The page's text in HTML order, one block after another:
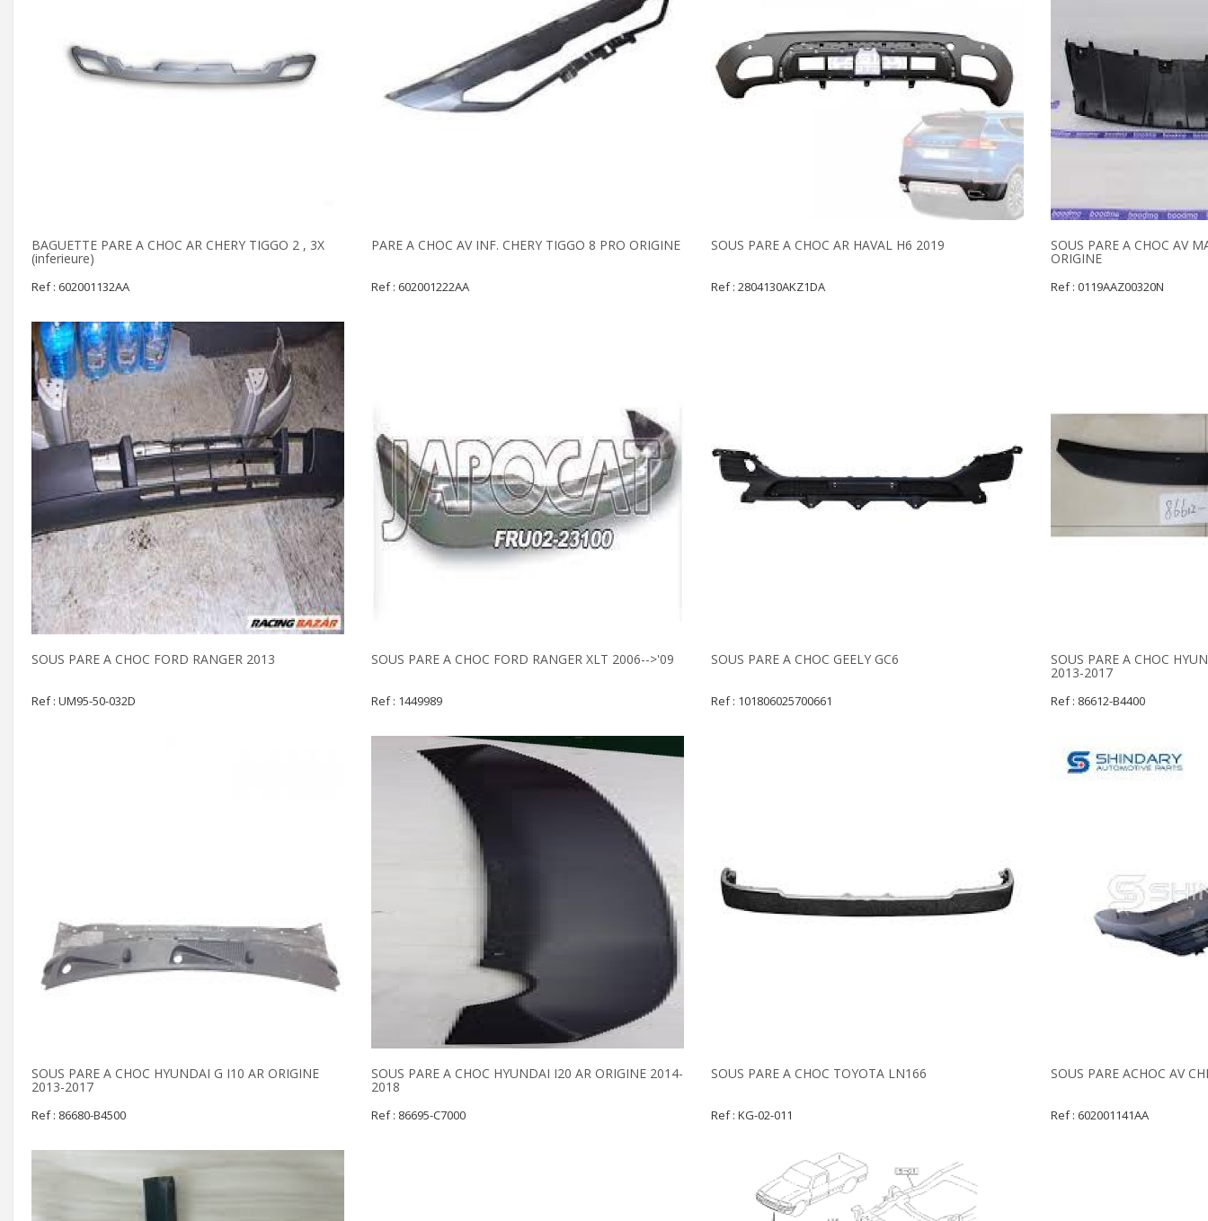
BAGUETTE PARE A CHOC AR CHERY TIGGO 2 , 3X
(inferieure)
Ref : 602001132AA
PARE A CHOC AV INF. CHERY TIGGO 8 PRO ORIGINE
Ref : 602001222AA
SOUS PARE A CHOC AR HAVAL H6 2019
Ref : 2804130AKZ1DA
SOUS PARE A CHOC AV
ORIGINE
Ref : 0119AAZ00320N
SOUS PARE A CHOC FORD RANGER 2013
Ref : UM95-50-032D
SOUS PARE A CHOC FORD RANGER XLT 2006-->'09
Ref : 1449989
SOUS PARE A CHOC GEELY GC6
Ref : 101806025700661
SOUS PARE A CHOC
2013-2017
Ref : 86612-B4400
SOUS PARE A CHOC HYUNDAI G I10 AR ORIGINE
2013-2017
Ref : 86680-B4500
SOUS PARE A CHOC HYUNDAI I20 AR ORIGINE 2014-
2018
Ref : 86695-C7000
SOUS PARE A CHOC TOYOTA LN166
Ref : KG-02-011
SOUS PARE ACHOC AV
Ref : 602001141AA